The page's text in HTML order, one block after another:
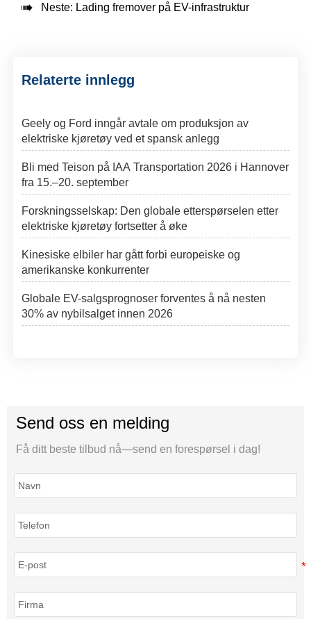
 Neste: Lading fremover på EV-infrastruktur
Relaterte innlegg
Geely og Ford inngår avtale om produksjon av
elektriske kjøretøy ved et spansk anlegg
Bli med Teison på IAA Transportation 2026 i Hannover
fra 15.–20. september
Forskningsselskap: Den globale etterspørselen etter
elektriske kjøretøy fortsetter å øke
Kinesiske elbiler har gått forbi europeiske og
amerikanske konkurrenter
Globale EV-salgsprognoser forventes å nå nesten
30% av nybilsalget innen 2026
Send oss en melding
Få ditt beste tilbud nå—send en forespørsel i dag!